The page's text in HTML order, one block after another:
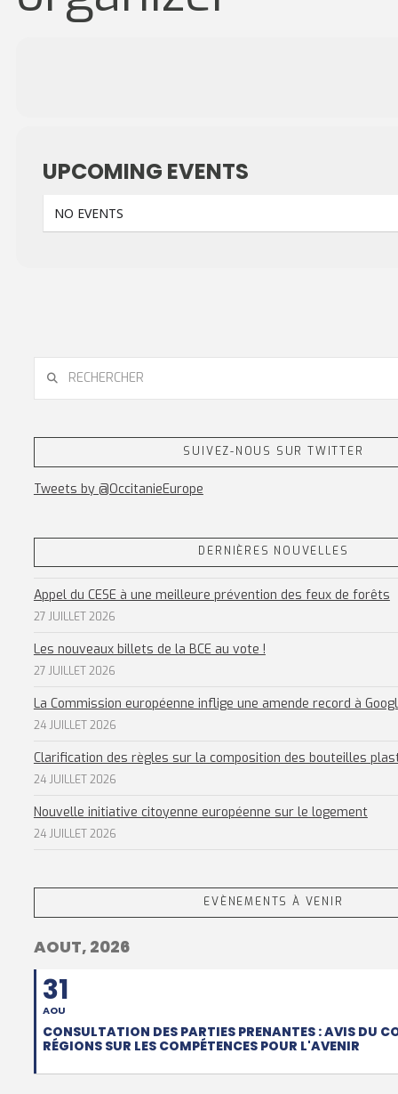
UPCOMING EVENTS
NO EVENTS
SUIVEZ-NOUS SUR TWITTER
Tweets by @OccitanieEurope
DERNIÈRES NOUVELLES
Appel du CESE à une meilleure prévention des feux de forêts
27 JUILLET 2026
Les nouveaux billets de la BCE au vote !
27 JUILLET 2026
La Commission européenne inflige une amende record à
24 JUILLET 2026
Clarification des règles sur la composition des bouteilles
24 JUILLET 2026
Nouvelle initiative citoyenne européenne sur le logement
24 JUILLET 2026
EVÈNEMENTS À VENIR
AOUT, 2026
31
AOU
CONSULTATION DES PARTIES PRENANTES : AVIS DU
RÉGIONS SUR LES COMPÉTENCES POUR L'AVENIR